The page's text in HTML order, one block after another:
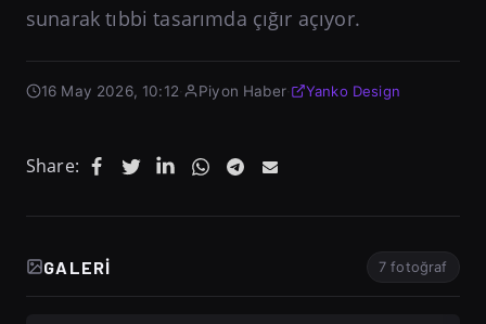
sunarak tıbbi tasarımda çığır açıyor.
16 May 2026, 10:12 Piyon Haber· Yanko Design
Share:
GALERI 7 fotoğraf